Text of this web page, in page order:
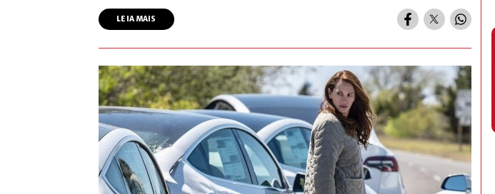
LEIA MAIS